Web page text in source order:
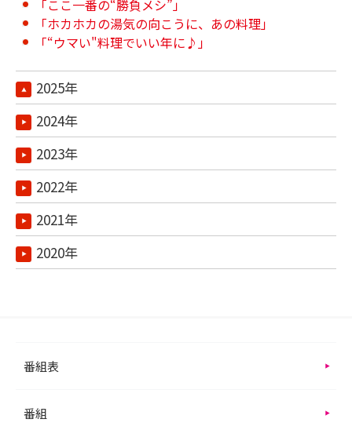
「ここ一番の“勝負メシ”」
「ホカホカの湯気の向こうに、あの料理」
「“ウマい"料理でいい年に♪」
2025年
2024年
2023年
2022年
2021年
2020年
番組表
番組